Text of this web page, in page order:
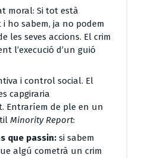
moral: Si tot està
ho sabem, ja no podem
les seves accions. El crim
l’execució d’un guió
i control social. El
capgiraria
Entraríem de ple en un
Minority Report:
que passin: si sabem
algú cometrà un crim